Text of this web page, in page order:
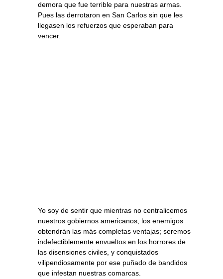
demora que fue terrible para nuestras armas.
Pues las derrotaron en San Carlos sin que les
llegasen los refuerzos que esperaban para
vencer.
Yo soy de sentir que mientras no centralicemos
nuestros gobiernos americanos, los enemigos
obtendrán las más completas ventajas; seremos
indefectiblemente envueltos en los horrores de
las disensiones civiles, y conquistados
vilipendiosamente por ese puñado de bandidos
que infestan nuestras comarcas.